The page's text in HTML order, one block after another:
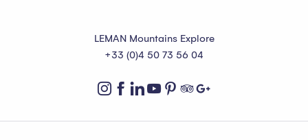
LEMAN Mountains Explore
+33 (0)4 50 73 56 04